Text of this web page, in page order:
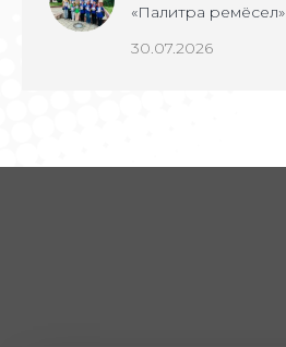
«Палитра ремёсел»
30.07.2026